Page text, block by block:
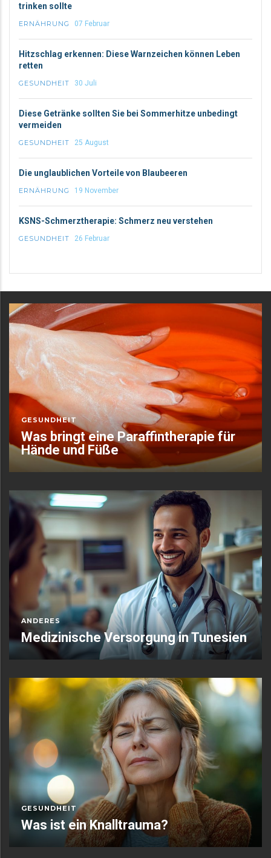
trinken sollte
ERNÄHRUNG 07 Februar
Hitzschlag erkennen: Diese Warnzeichen können Leben
retten
GESUNDHEIT 30 Juli
Diese Getränke sollten Sie bei Sommerhitze unbedingt
vermeiden
GESUNDHEIT 25 August
Die unglaublichen Vorteile von Blaubeeren
ERNÄHRUNG 19 November
KSNS-Schmerztherapie: Schmerz neu verstehen
GESUNDHEIT 26 Februar
GESUNDHEIT
Was bringt eine Paraffintherapie für
Hände und Füße
ANDERES
Medizinische Versorgung in Tunesien
GESUNDHEIT
Was ist ein Knalltrauma?